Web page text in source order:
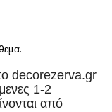
decorezerva.gr
1-2
από